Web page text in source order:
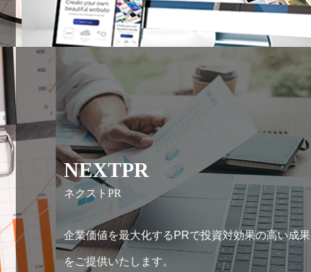
NEXTPR
ネクストPR
企業価値を最大化するPRで投資対効果の高い成果
をご提供いたします。